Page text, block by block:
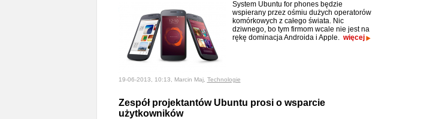
System Ubuntu for phones będzie
wspierany przez ośmiu dużych operatorów
komórkowych z całego świata. Nic
dziwnego, bo tym firmom wcale nie jest na
rękę dominacja Androida i Apple. więcej
19-06-2013, 10:13, Marcin Maj, Technologie
Zespół projektantów Ubuntu prosi o wsparcie
użytkowników